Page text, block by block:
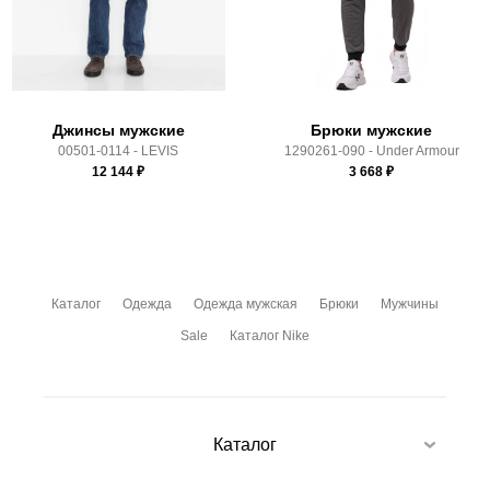
Здесь вы можете более детально ознакомиться с
условиямиоплаты
Джинсы мужские
00501-0114 - LEVIS
12 144 ₽
Брюки мужские
1290261-090 - Under Armour
3 668 ₽
Каталог Одежда Одежда мужская Брюки Мужчины
Sale Каталог Nike
Каталог